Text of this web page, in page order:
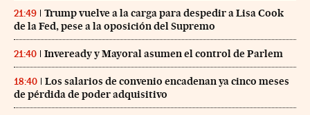
21:49
Trump vuelve a la carga para despedir a Lisa Cook
de la Fed, pese a la oposición del Supremo
21:40 Inveready y Mayoral asumen el control de Parlem
18:40
Los salarios de convenio encadenan ya cinco meses
de pérdida de poder adquisitivo